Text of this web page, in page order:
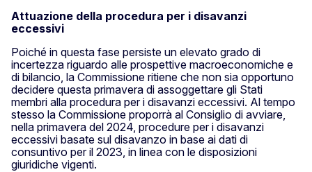
Attuazione della procedura per i disavanzi
eccessivi
Poiché in questa fase persiste un elevato grado di
incertezza riguardo alle prospettive macroeconomiche e
di bilancio, la Commissione ritiene che non sia opportuno
decidere questa primavera di assoggettare gli Stati
membri alla procedura per i disavanzi eccessivi. Al tempo
stesso la Commissione proporrà al Consiglio di avviare,
nella primavera del 2024, procedure per i disavanzi
eccessivi basate sul disavanzo in base ai dati di
consuntivo per il 2023, in linea con le disposizioni
giuridiche vigenti.